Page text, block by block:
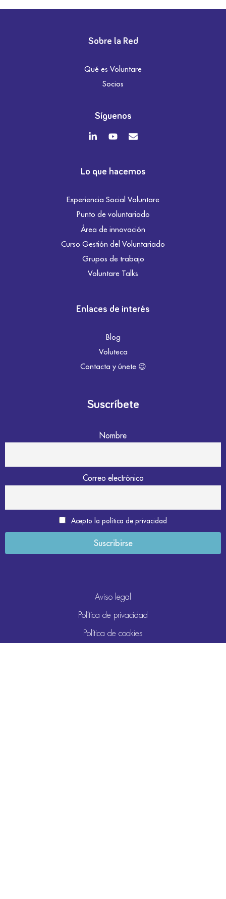
Sobre la Red
Qué es Voluntare
Socios
Síguenos
Lo que hacemos
Experiencia Social Voluntare
Punto de voluntariado
Área de innovación
Curso Gestión del Voluntariado
Grupos de trabajo
Voluntare Talks
Enlaces de interés
Blog
Voluteca
Contacta y únete 😉
Suscríbete
Nombre
Correo electrónico
Acepto la política de privacidad
Aviso legal
Política de privacidad
Política de cookies